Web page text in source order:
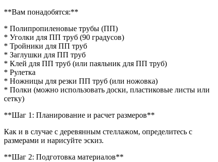
**Вам понадобятся:**
* Полипропиленовые трубы (ПП)
* Уголки для ПП труб (90 градусов)
* Тройники для ПП труб
* Заглушки для ПП труб
* Клей для ПП труб (или паяльник для ПП труб)
* Рулетка
* Ножницы для резки ПП труб (или ножовка)
* Полки (можно использовать доски, пластиковые листы или
сетку)
**Шаг 1: Планирование и расчет размеров**
Как и в случае с деревянным стеллажом, определитесь с
размерами и нарисуйте эскиз.
**Шаг 2: Подготовка материалов**